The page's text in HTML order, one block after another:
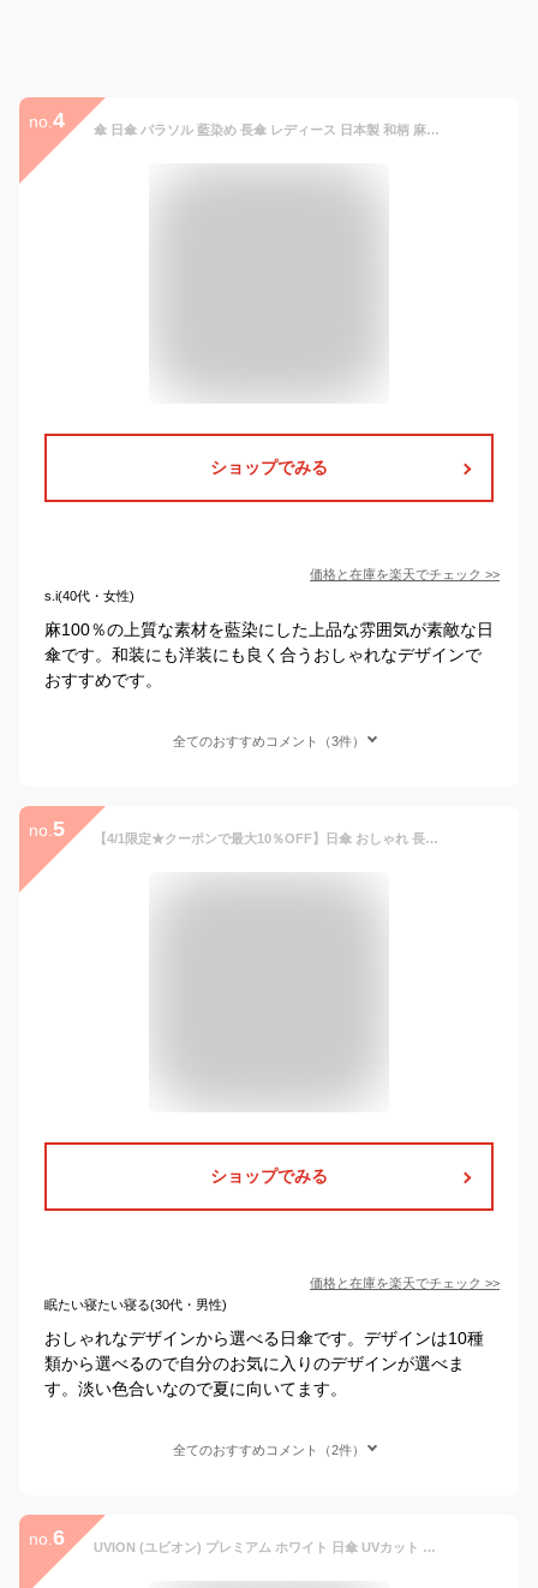
no. 4 傘 日傘 パラソル 藍染め 長傘 レディース 日本製 和柄 麻100％ 手捺染 おしゃれ 上品 ギフト ラッピング 手開き 和装 紫外線防止 虫避け 523202 国産
ショップでみる
価格と在庫を楽天でチェック >>
s.i(40代・女性)
麻100％の上質な素材を藍染にした上品な雰囲気が素敵な日
傘です。和装にも洋装にも良く合うおしゃれなデザインで
おすすめです。
全てのおすすめコメント（3件）
no. 5 【4/1限定★クーポンで最大10％OFF】日傘 おしゃれ 長傘 和柄 藍染 麻 レディース 和装小物 日本製 手作り 送料無料 あす楽対応商品
ショップでみる
価格と在庫を楽天でチェック >>
眠たい寝たい寝る(30代・男性)
おしゃれなデザインから選べる日傘です。デザインは10種
類から選べるので自分のお気に入りのデザインが選べま
す。淡い色合いなので夏に向いてます。
全てのおすすめコメント（2件）
no. 6 UVION (ユビオン) プレミアム ホワイト 日傘 UVカット マイナス10度 折りたたみ 傘 晴雨兼用 超軽量 木 手元 柄 アラベスク ブラック＆グレー